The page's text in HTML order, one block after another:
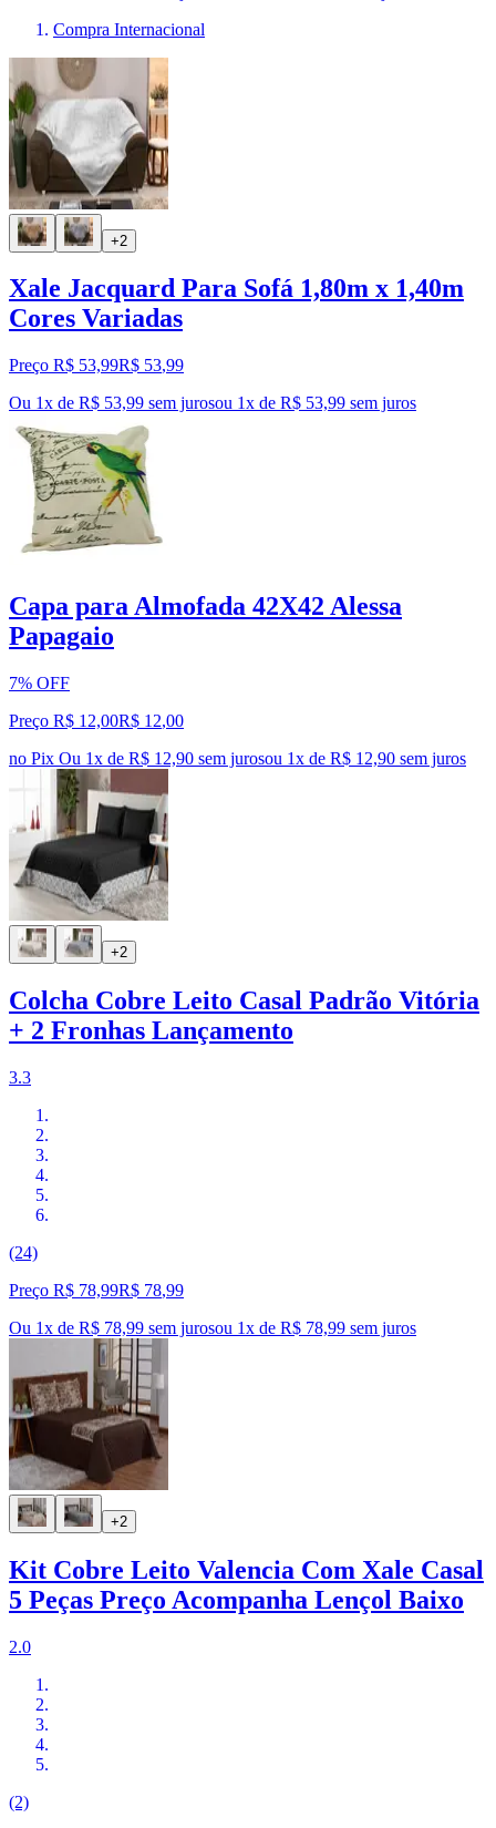
Compra Internacional
+2
Xale Jacquard Para Sofá 1,80m x 1,40m
Cores Variadas
Preço R$ 53,99R$ 53,99
Ou 1x de R$ 53,99 sem jurosou 1x de R$ 53,99 sem juros
Capa para Almofada 42X42 Alessa
Papagaio
7% OFF
Preço R$ 12,00R$ 12,00
no Pix Ou 1x de R$ 12,90 sem jurosou 1x de R$ 12,90 sem juros
+2
Colcha Cobre Leito Casal Padrão Vitória
+ 2 Fronhas Lançamento
3.3
(24)
Preço R$ 78,99R$ 78,99
Ou 1x de R$ 78,99 sem jurosou 1x de R$ 78,99 sem juros
+2
Kit Cobre Leito Valencia Com Xale Casal
5 Peças Preço Acompanha Lençol Baixo
2.0
(2)